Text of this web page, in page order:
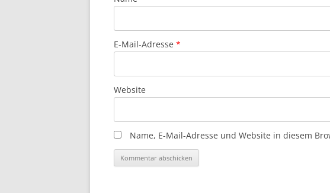
E-Mail-Adresse *
Website
Name, E-Mail-Adresse und Website in diesem